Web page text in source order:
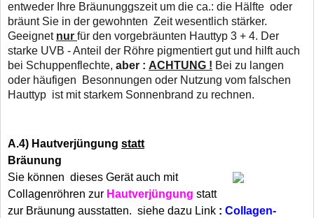
entweder Ihre Bräununggszeit um die ca.: die Hälfte oder
bräunt Sie in der gewohnten Zeit wesentlich stärker.
Geeignet nur für den vorgebräunten Hauttyp 3 + 4. Der
starke UVB - Anteil der Röhre pigmentiert gut und hilft auch
bei Schuppenflechte, aber : ACHTUNG ! Bei zu langen
oder häufigen Besonnungen oder Nutzung vom falschen
Hauttyp ist mit starkem Sonnenbrand zu rechnen.
A.4) Hautverjüngung statt
Bräunung
Sie können dieses Gerät auch mit
Collagenröhren zur Hautverjüngung statt
zur Bräunung ausstatten. siehe dazu Link : Collagen-